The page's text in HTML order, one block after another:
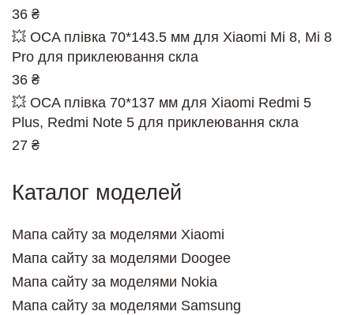
36 ₴
💥 OCA плівка 70*143.5 мм для Xiaomi Mi 8, Mi 8
Pro для приклеювання скла
36 ₴
💥 OCA плівка 70*137 мм для Xiaomi Redmi 5
Plus, Redmi Note 5 для приклеювання скла
27 ₴
Каталог моделей
Мапа сайту за моделями Xiaomi
Мапа сайту за моделями Doogee
Мапа сайту за моделями Nokia
Мапа сайту за моделями Samsung